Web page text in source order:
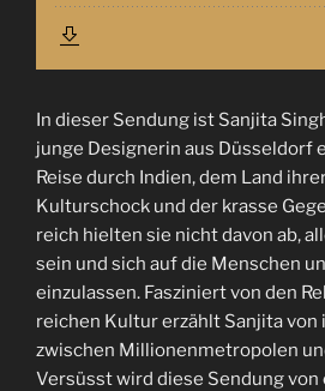
In dieser Sendung ist Sanjita
junge Designerin aus Düsseldorf
Reise durch Indien, dem Land
Kulturschock und der krasse
reich hielten sie nicht davon ab,
sein und sich auf die Menschen
einzulassen. Fasziniert von den
reichen Kultur erzählt Sanjita von
zwischen Millionenmetropolen
Versüsst wird diese Sendung von